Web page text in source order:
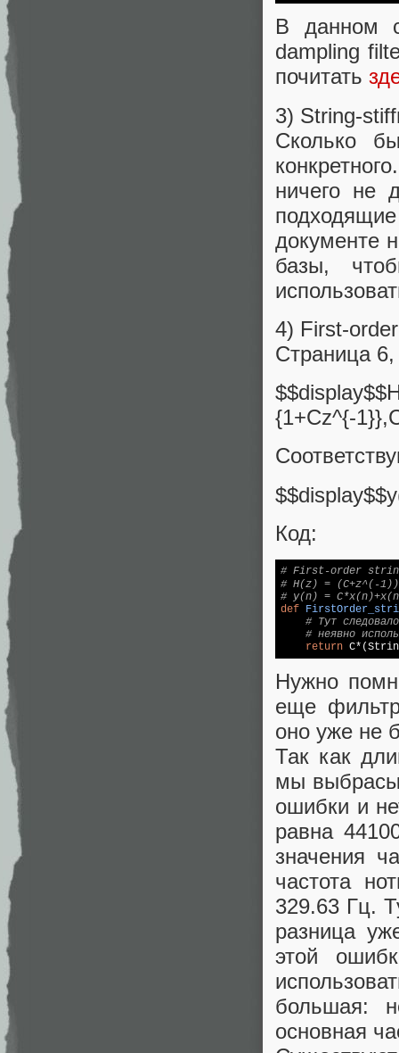
В данном
dampling
почитать
3) String-
Сколько
ничего не
документе
базы,
4) First-
Страница
{1+Cz^{-
Код:
# First-order
# H(z) = (C+z^(-
# y(n) =
def
# Тут
# неявно
return
Нужно
еще
оно уже не
Так как
мы
ошибки и
равна
значения
частота
329.63 Гц.
разница
этой
большая:
основная